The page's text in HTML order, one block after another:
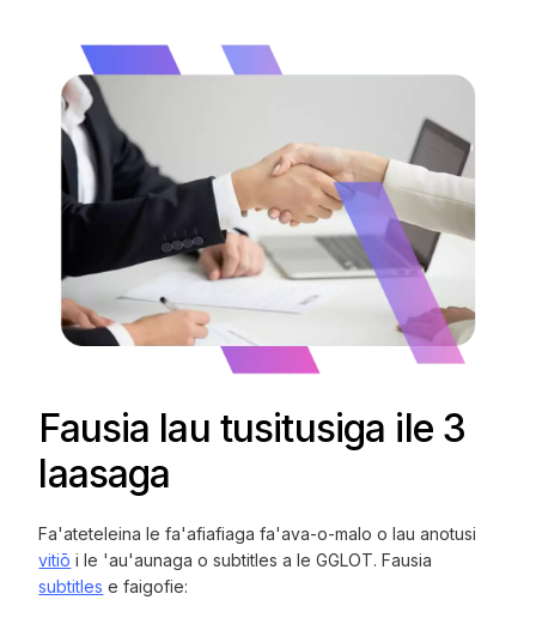
Fausia lau tusitusiga ile 3
laasaga
Fa'ateteleina le fa'afiafiaga fa'ava-o-malo o lau anotusi
vitiō i le 'au'aunaga o subtitles a le GGLOT. Fausia
subtitles e faigofie: